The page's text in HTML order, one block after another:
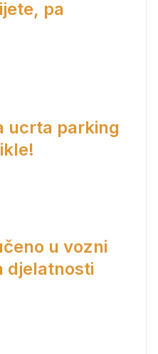
pa
ucrta parking
u vozni
djelatnosti